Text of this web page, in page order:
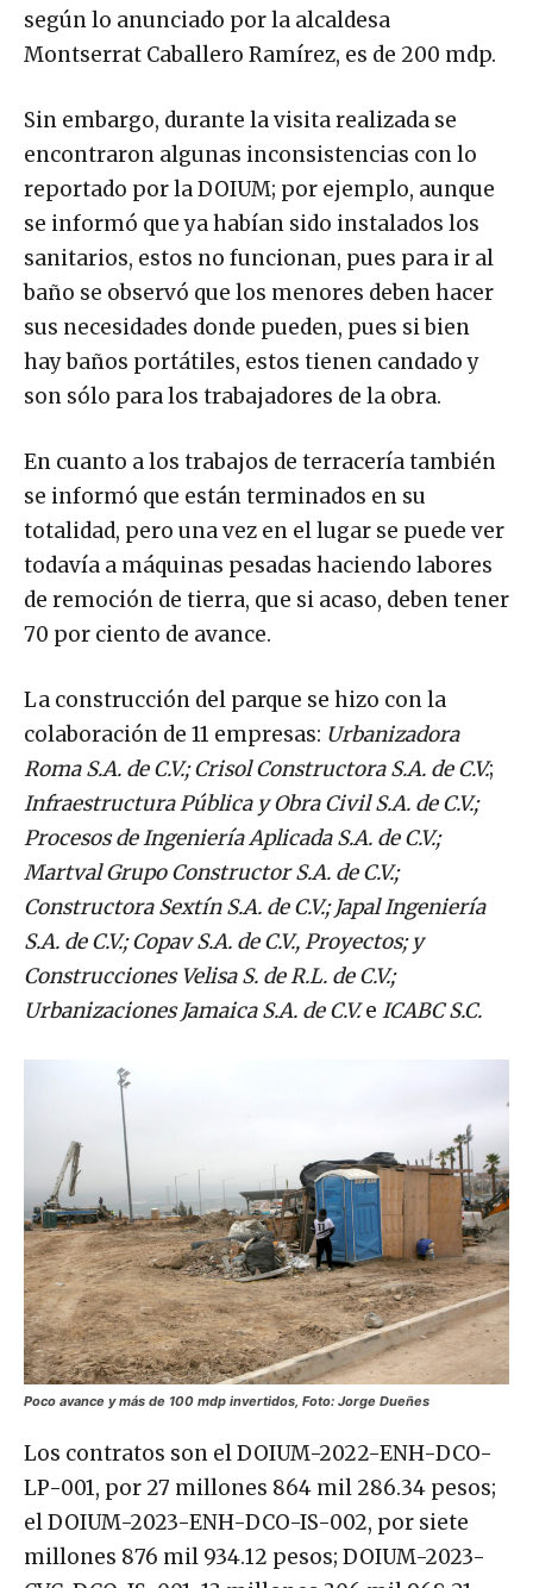
según lo anunciado por la alcaldesa
Montserrat Caballero Ramírez, es de 200 mdp.
Sin embargo, durante la visita realizada se
encontraron algunas inconsistencias con lo
reportado por la DOIUM; por ejemplo, aunque
se informó que ya habían sido instalados los
sanitarios, estos no funcionan, pues para ir al
baño se observó que los menores deben hacer
sus necesidades donde pueden, pues si bien
hay baños portátiles, estos tienen candado y
son sólo para los trabajadores de la obra.
En cuanto a los trabajos de terracería también
se informó que están terminados en su
totalidad, pero una vez en el lugar se puede ver
todavía a máquinas pesadas haciendo labores
de remoción de tierra, que si acaso, deben tener
70 por ciento de avance.
La construcción del parque se hizo con la
colaboración de 11 empresas: Urbanizadora
Roma S.A. de C.V.; Crisol Constructora S.A. de C.V.;
Infraestructura Pública y Obra Civil S.A. de C.V.;
Procesos de Ingeniería Aplicada S.A. de C.V.;
Martval Grupo Constructor S.A. de C.V.;
Constructora Sextín S.A. de C.V.; Japal Ingeniería
S.A. de C.V.; Copav S.A. de C.V., Proyectos; y
Construcciones Velisa S. de R.L. de C.V.;
Urbanizaciones Jamaica S.A. de C.V.e ICABC S.C.
Poco avance y más de 100 mdp invertidos, Foto: Jorge Dueñes
Los contratos son el DOIUM-2022-ENH-DCO-
LP-001, por 27 millones 864 mil 286.34 pesos;
el DOIUM-2023-ENH-DCO-IS-002, por siete
millones 876 mil 934.12 pesos; DOIUM-2023-